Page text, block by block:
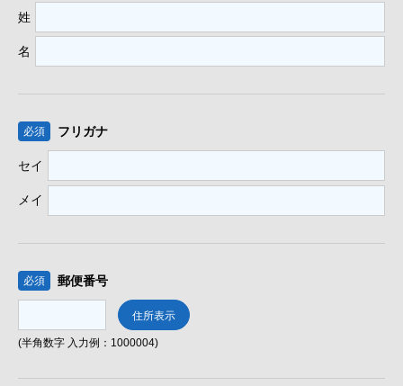
姓
名
必須 フリガナ
セイ
メイ
必須 郵便番号
(半角数字 入力例：1000004)